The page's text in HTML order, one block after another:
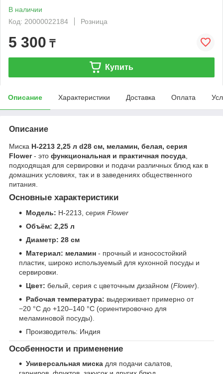
В наличии
Код: 20000022184
Розница
5 300 ₸
Купить
Описание Характеристики Доставка Оплата
Описание
Миска H-2213 2,25 л d28 см, меламин, белая, серия
Flower- это функциональная и практичная посуда
подходящая для сервировки и подачи различных блюд как в
домашних условиях, так и в заведениях общественного
питания.
Основные характеристики
Модель: H-2213, серия Flower
Объём: 2,25 л
Диаметр: 28 см
Материал: меламин - прочный и износостойкий
пластик, широко используемый для кухонной посуды и
сервировки.
Цвет: белый, серия с цветочным дизайном (Flower).
Рабочая температура: выдерживает примерно от
−20 °C до +120–140 °C (ориентировочно для
меламиновой посуды).
Производитель: Индия
Особенности и применение
Универсальная миска для подачи салатов,